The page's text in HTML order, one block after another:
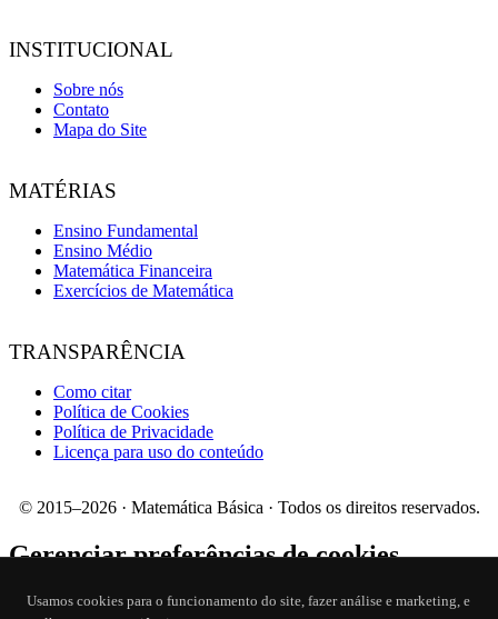
INSTITUCIONAL
Sobre nós
Contato
Mapa do Site
MATÉRIAS
Ensino Fundamental
Ensino Médio
Matemática Financeira
Exercícios de Matemática
TRANSPARÊNCIA
Como citar
Política de Cookies
Política de Privacidade
Licença para uso do conteúdo
© 2015–2026 · Matemática Básica · Todos os direitos reservados.
Usamos cookies para o funcionamento do site, fazer análise e marketing, e
Gerenciar preferências de cookies
Cookies Essenciais (Functionality & Security)
Cookies de Análise